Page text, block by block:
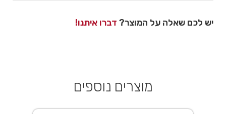
יש לכם שאלה על המוצר? דברו איתנו!
מוצרים נוספים